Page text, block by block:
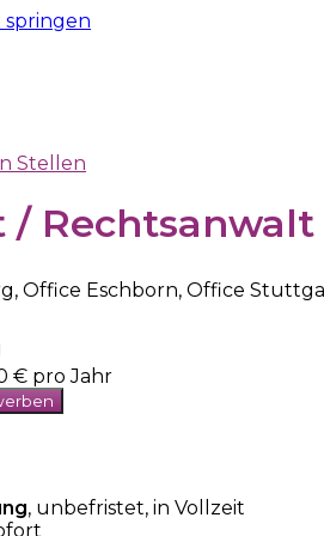
Stellen
/
Office Eschborn, Office
€ pro Jahr
, unbefristet, in Vollzeit